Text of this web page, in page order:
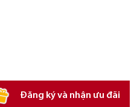
Đăng ký và nhận ưu đãi